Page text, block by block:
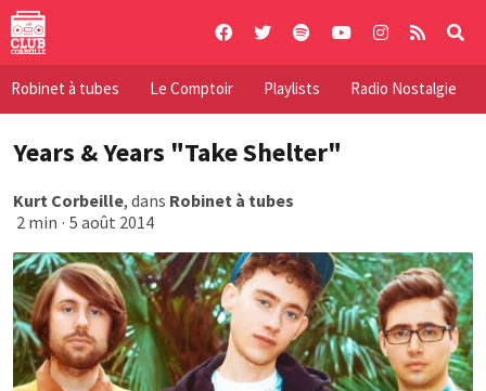
Skip
content
Robinet à tubes Le Comptoir Playlists Radio Nostalgie
Years & Years "Take Shelter"
Kurt Corbeille, dans Robinet à tubes
2 min · 5 août 2014